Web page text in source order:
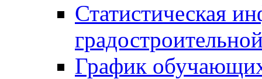
Статистическая
График